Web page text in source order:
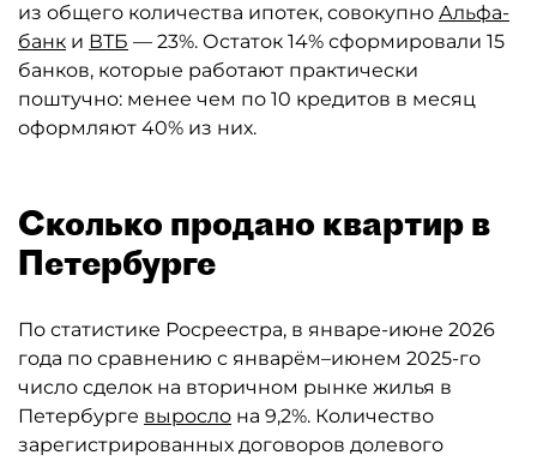
из общего количества ипотек, совокупно Альфа-
банк и ВТБ — 23%. Остаток 14% сформировали 15
банков, которые работают практически
поштучно: менее чем по 10 кредитов в месяц
оформляют 40% из них.
Сколько продано квартир в
Петербурге
По статистике Росреестра, в январе-июне 2026
года по сравнению с январём–июнем 2025-го
число сделок на вторичном рынке жилья в
Петербурге выросло на 9,2%. Количество
зарегистрированных договоров долевого